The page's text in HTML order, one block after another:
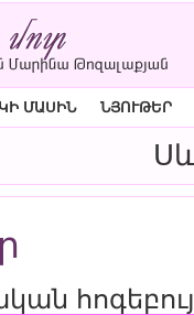
ՄԱՍԻՆ ՆՅՈՒԹԵՐ